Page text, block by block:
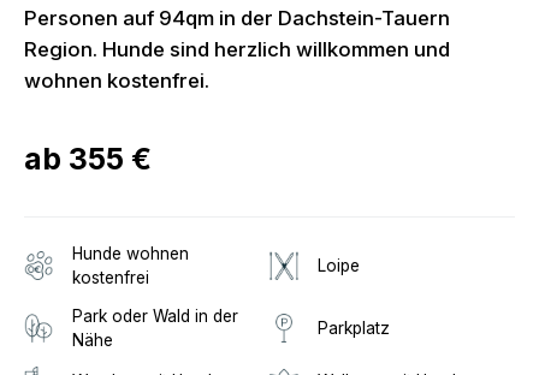
Personen auf 94qm in der Dachstein-Tauern
Region. Hunde sind herzlich willkommen und
wohnen kostenfrei.
ab 355 €
Hunde wohnen
kostenfrei
Loipe
Park oder Wald in der
Nähe
Parkplatz